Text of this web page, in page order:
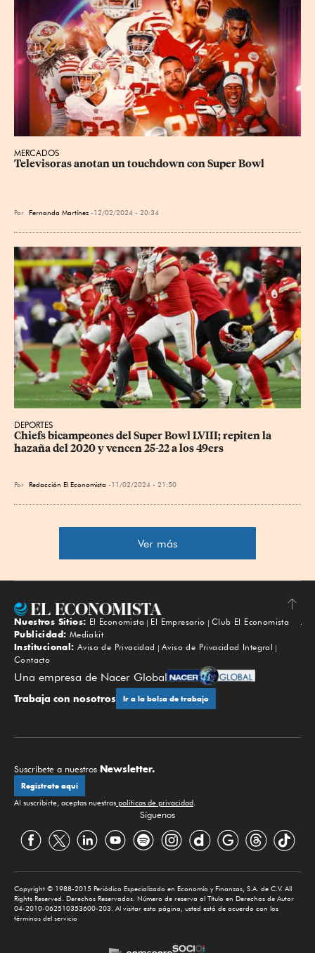
MERCADOS
Televisoras anotan un touchdown con Super Bowl
Por Fernanda Martínez 12/02/2024 - 20:34
DEPORTES
Chiefs bicampeones del Super Bowl LVIII; repiten la
hazaña del 2020 y vencen 25-22 a los 49ers
Por Redacción El Economista 11/02/2024 - 21:50
Ver más
Subir
Nuestros Sitios: El Economista El Empresario
Club El Economista
Publicidad: Mediakit
Institucional: Aviso de Privacidad
Aviso de Privacidad Integral
Contacto
Una empresa de Nacer Global
Trabaja con nosotros Ir a la bolsa de trabajo
Suscríbete a nuestros Newsletter.
Regístrate aquí
Al suscribirte, aceptas nuestras políticas de privacidad.
Síguenos
Copyright © 1988-2015 Periódico Especializado en Economía y Finanzas, S.A. de C.V. All
Rights Reserved. Derechos Reservados. Número de reserva al Título en Derechos de Autor
04-2010-062510353600-203. Al visitar esta página, usted está de acuerdo con los
términos del servicio